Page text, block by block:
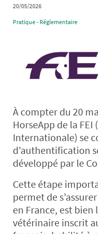
20/05/2026
Pratique - Réglementaire
À compter du 20
HorseApp de la
Internationale) se
d’authentification
développé par le
Cette étape
permet de
en France, est
vétérinaire inscrit